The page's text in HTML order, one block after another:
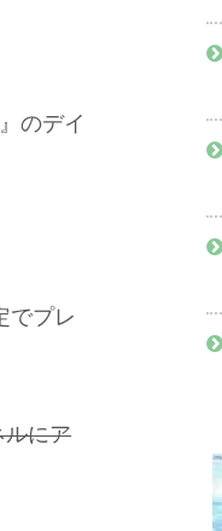
』のデイ
でプレ
ルにア